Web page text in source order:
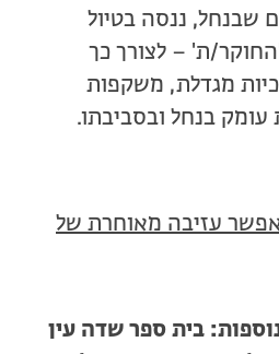
שבנחל, ננסה בטיול
ת' – לצורך כך
מגדלת, משקפות
עומק בנחל ובסביבתו.
עזיבה מאוחרת של
בית ספר שדה עין